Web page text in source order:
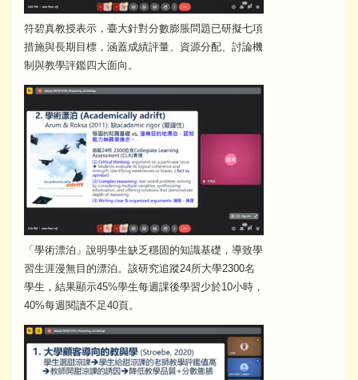
符碧真教授表示，臺大針對分數膨脹問題已研擬七項
措施與長期目標，涵蓋成績評量、資源分配、討論機
制與教學評鑑四大面向。
「學術漂泊」說明學生缺乏穩固的知識基礎，導致學
習生涯漫無目的漂泊。該研究追蹤24所大學2300名
學生，結果顯示45%學生每週課後學習少於10小時，
40%每週閱讀不足40頁。